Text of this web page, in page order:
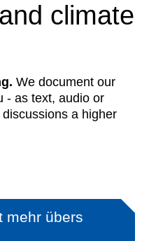
climate
We document our
- as text, audio or
a higher
mehr übers